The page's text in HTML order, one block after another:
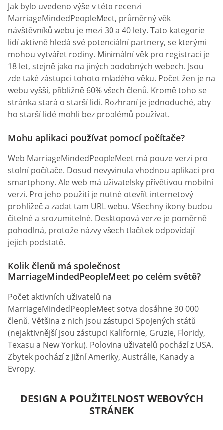
Jak bylo uvedeno výše v této recenzi
MarriageMindedPeopleMeet, průměrný věk
návštěvníků webu je mezi 30 a 40 lety. Tato kategorie
lidí aktivně hledá své potenciální partnery, se kterými
mohou vytvářet rodiny. Minimální věk pro registraci je
18 let, stejně jako na jiných podobných webech. Jsou
zde také zástupci tohoto mladého věku. Počet žen je na
webu vyšší, přibližně 60% všech členů. Kromě toho se
stránka stará o starší lidi. Rozhraní je jednoduché, aby
ho starší lidé mohli bez problémů používat.
Mohu aplikaci používat pomocí počítače?
Web MarriageMindedPeopleMeet má pouze verzi pro
stolní počítače. Dosud nevyvinula vhodnou aplikaci pro
smartphony. Ale web má uživatelsky přívětivou mobilní
verzi. Pro jeho použití je nutné otevřít internetový
prohlížeč a zadat tam URL webu. Všechny ikony budou
čitelné a srozumitelné. Desktopová verze je poměrně
pohodlná, protože názvy všech tlačítek odpovídají
jejich podstatě.
Kolik členů má společnost
MarriageMindedPeopleMeet po celém světě?
Počet aktivních uživatelů na
MarriageMindedPeopleMeet sotva dosáhne 30 000
členů. Většina z nich jsou zástupci Spojených států
(nejaktivnější jsou zástupci Kalifornie, Gruzie, Floridy,
Texasu a New Yorku). Polovina uživatelů pochází z USA.
Zbytek pochází z Jižní Ameriky, Austrálie, Kanady a
Evropy.
DESIGN A POUŽITELNOST WEBOVÝCH
STRÁNEK